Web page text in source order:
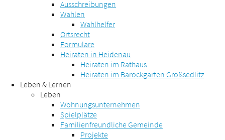
Ausschreibungen
Wahlen
Wahlhelfer
Ortsrecht
Formulare
Heiraten in Heidenau
Heiraten im Rathaus
Heiraten im Barockgarten Großsedlitz
Leben & Lernen
Leben
Wohnungsunternehmen
Spielplätze
Familienfreundliche Gemeinde
Projekte